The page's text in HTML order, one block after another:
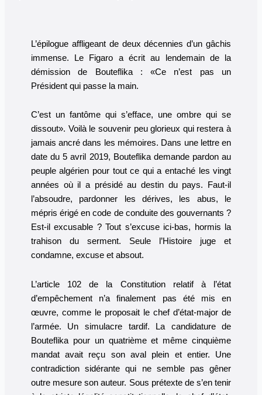
L’épilogue affligeant de deux décennies d’un gâchis
immense. Le Figaro a écrit au lendemain de la
démission de Bouteflika : «Ce n’est pas un
Président qui passe la main.
C’est un fantôme qui s’efface, une ombre qui se
dissout». Voilà le souvenir peu glorieux qui restera à
jamais ancré dans les mémoires. Dans une lettre en
date du 5 avril 2019, Bouteflika demande pardon au
peuple algérien pour tout ce qui a entaché les vingt
années où il a présidé au destin du pays. Faut-il
l’absoudre, pardonner les dérives, les abus, le
mépris érigé en code de conduite des gouvernants ?
Est-il excusable ? Tout s’excuse ici-bas, hormis la
trahison du serment. Seule l’Histoire juge et
condamne, excuse et absout.
L’article 102 de la Constitution relatif à l’état
d’empêchement n’a finalement pas été mis en
œuvre, comme le proposait le chef d’état-major de
l’armée. Un simulacre tardif. La candidature de
Bouteflika pour un quatrième et même cinquième
mandat avait reçu son aval plein et entier. Une
contradiction sidérante qui ne semble pas gêner
outre mesure son auteur. Sous prétexte de s’en tenir